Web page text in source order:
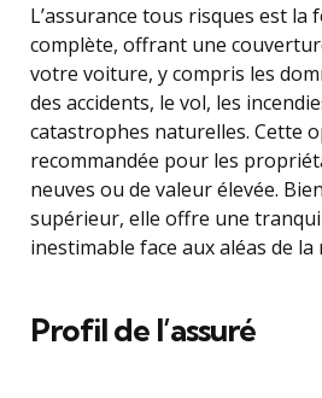
L’assurance tous risques est la
complète, offrant une
votre voiture, y compris les
des accidents, le vol, les
catastrophes naturelles. Cette
recommandée pour les
neuves ou de valeur élevée.
supérieur, elle offre une
inestimable face aux aléas de la
Profil de l’assuré